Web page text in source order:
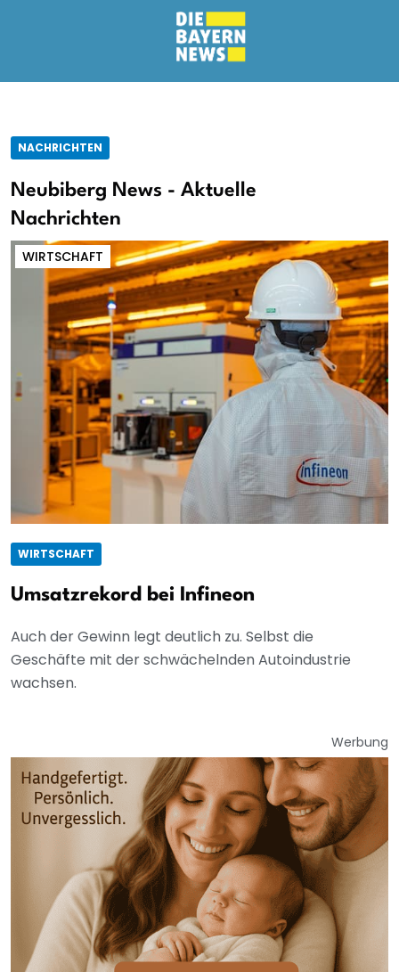
NACHRICHTEN
Neubiberg News - Aktuelle
Nachrichten
WIRTSCHAFT
WIRTSCHAFT
Umsatzrekord bei Infineon
Auch der Gewinn legt deutlich zu. Selbst die
Geschäfte mit der schwächelnden Autoindustrie
wachsen.
Werbung